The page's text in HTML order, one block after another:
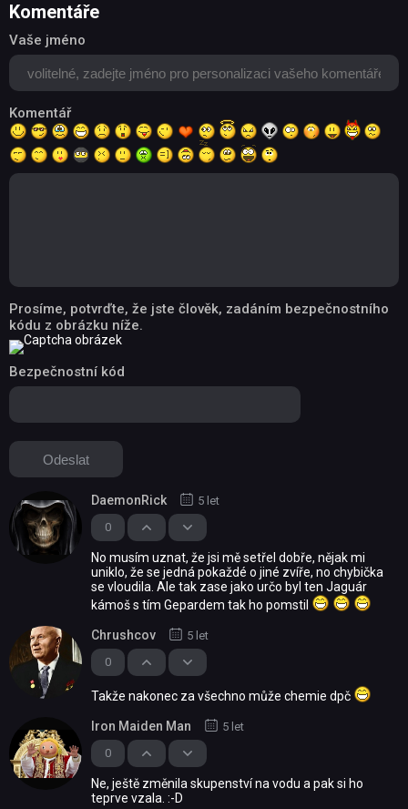
Komentáře
Vaše jméno
Komentář
Prosíme, potvrďte, že jste člověk, zadáním bezpečnostního
kódu z obrázku níže.
Bezpečnostní kód
0
DaemonRick 5 let
No musím uznat, že jsi mě setřel dobře, nějak mi
uniklo, že se jedná pokaždé o jiné zvíře, no chybička
se vloudila. Ale tak zase jako určo byl ten Jaguár
kámoš s tím Gepardem tak ho pomstil
0
Chrushcov 5 let
Takže nakonec za všechno může chemie dpč
0
Iron Maiden Man 5 let
Ne, ještě změnila skupenství na vodu a pak si ho
teprve vzala. :-D